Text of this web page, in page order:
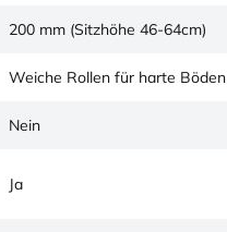
200 mm (Sitzhöhe 46-64cm)
Weiche Rollen für harte Böden
Nein
Ja